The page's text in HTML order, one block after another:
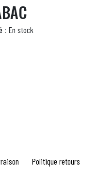
: En stock
Politique retours